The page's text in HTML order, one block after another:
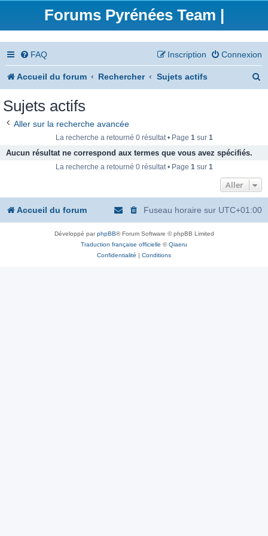
Forums Pyrénées Team |
FAQ Connexion
Inscription
Accueil du forum Rechercher Sujets actifs
e
Sujets actifs
Aller sur la recherche avancée
La recherche a retourné 0 résultat • Page 1sur 1
Aucun résultat ne correspond aux termes que vous avez spécifiés.
La recherche a retourné 0 résultat • Page 1sur 1
Aller
Accueil du forum Fuseau horaire sur UTC+01:00
Développé parphpBB® Forum Software © phpBB Limited
Traduction française officielle ©Qiaeru
Confidentialité | Conditions